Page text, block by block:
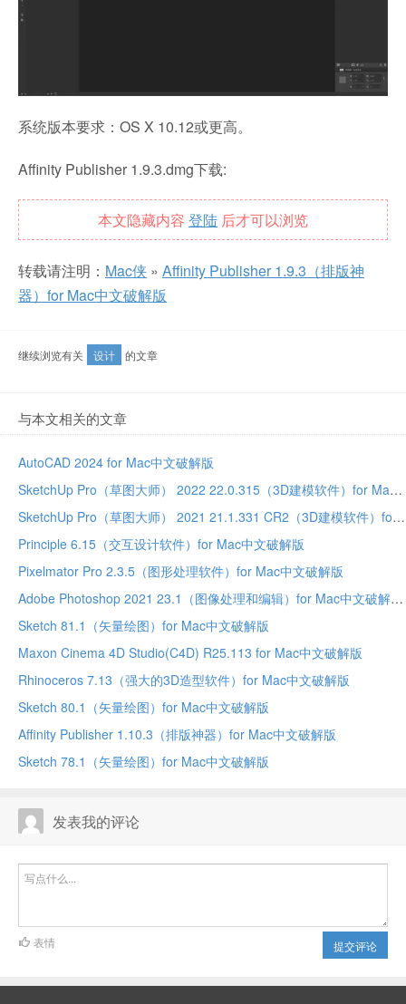
系统版本要求：OS X 10.12或更高。
Affinity Publisher 1.9.3.dmg下载:
本文隐藏内容 登陆 后才可以浏览
转载请注明： Mac侠 » Affinity Publisher 1.9.3（排版神
器）for Mac中文破解版
继续浏览有关 设计 的文章
与本文相关的文章
AutoCAD 2024 for Mac中文破解版
SketchUp Pro（草图大师） 2022 22.0.315（3D建模软件）for Mac中文破解版
SketchUp Pro（草图大师） 2021 21.1.331 CR2（3D建模软件）for Mac中文破解版
Principle 6.15（交互设计软件）for Mac中文破解版
Pixelmator Pro 2.3.5（图形处理软件）for Mac中文破解版
Adobe Photoshop 2021 23.1（图像处理和编辑）for Mac中文破解版
Sketch 81.1（矢量绘图）for Mac中文破解版
Maxon Cinema 4D Studio(C4D) R25.113 for Mac中文破解版
Rhinoceros 7.13（强大的3D造型软件）for Mac中文破解版
Sketch 80.1（矢量绘图）for Mac中文破解版
Affinity Publisher 1.10.3（排版神器）for Mac中文破解版
Sketch 78.1（矢量绘图）for Mac中文破解版
发表我的评论
提交评论
表情